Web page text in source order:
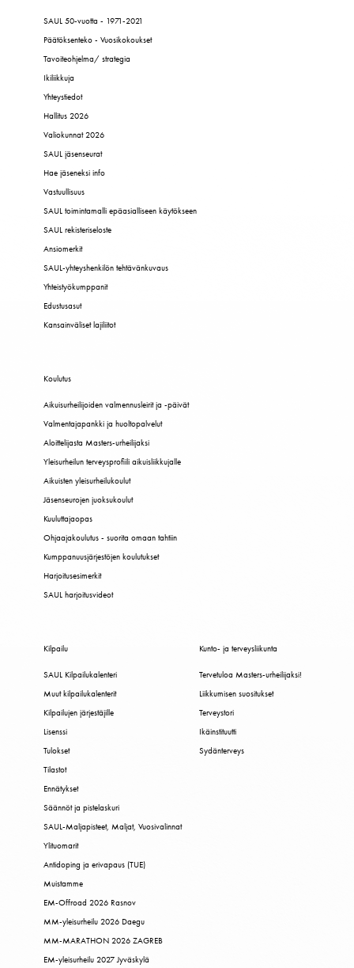
SAUL 50-vuotta - 1971-2021
Päätöksenteko - Vuosikokoukset
Tavoiteohjelma/ strategia
Ikiliikkuja
Yhteystiedot
Hallitus 2026
Valiokunnat 2026
SAUL jäsenseurat
Hae jäseneksi info
Vastuullisuus
SAUL toimintamalli epäasialliseen käytökseen
SAUL rekisteriseloste
Ansiomerkit
SAUL-yhteyshenkilön tehtävänkuvaus
Yhteistyökumppanit
Edustusasut
Kansainväliset lajiliitot
Koulutus
Aikuisurheilijoiden valmennusleirit ja -päivät
Valmentajapankki ja huoltopalvelut
Aloittelijasta Masters-urheilijaksi
Yleisurheilun terveysprofiili aikuisliikkujalle
Aikuisten yleisurheilukoulut
Jäsenseurojen juoksukoulut
Kuuluttajaopas
Ohjaajakoulutus - suorita omaan tahtiin
Kumppanuusjärjestöjen koulutukset
Harjoitusesimerkit
SAUL harjoitusvideot
Kilpailu
SAUL Kilpailukalenteri
Muut kilpailukalenterit
Kilpailujen järjestäjille
Lisenssi
Tulokset
Tilastot
Ennätykset
Säännöt ja pistelaskuri
SAUL-Maljapisteet, Maljat, Vuosivalinnat
Ylituomarit
Antidoping ja erivapaus (TUE)
Muistamme
EM-Offroad 2026 Rasnov
MM-yleisurheilu 2026 Daegu
MM-MARATHON 2026 ZAGREB
EM-yleisurheilu 2027 Jyväskylä
Kunto- ja terveysliikunta
Tervetuloa Masters-urheilijaksi!
Liikkumisen suositukset
Terveystori
Ikäinstituutti
Sydänterveys